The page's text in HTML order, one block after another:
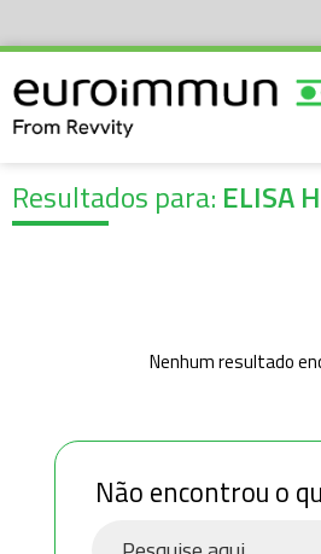
Resultados para: ELISA
Nenhum resultado
Não encontrou o